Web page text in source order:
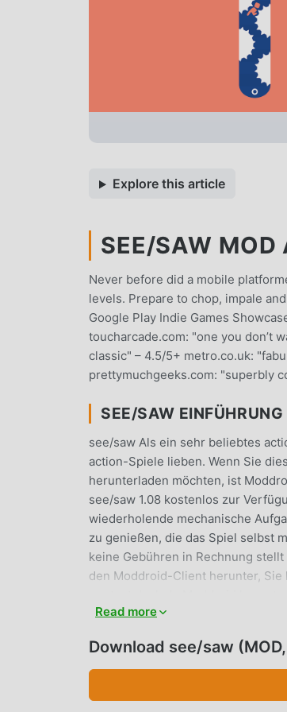
Explore this article
SEE/SAW
Never before did a mobile
levels. Prepare to chop, impale and
Google Play Indie Games
toucharcade.com: "one you don’t
classic" – 4.5/5+ metro.co.uk:
prettymuchgeeks.com: "superbly
SEE/SAW EINFÜHRUNG
see/saw Als ein sehr beliebtes
action-Spiele lieben. Wenn Sie
herunterladen möchten, ist
see/saw 1.08 kostenlos zur
wiederholende mechanische
zu genießen, die das Spiel selbst
keine Gebühren in Rechnung
den Moddroid-Client herunter,
der ganzen Welt zu gewinnen. Im
Anfänger-Tutorial durchgehen,
Read more
Download see/saw